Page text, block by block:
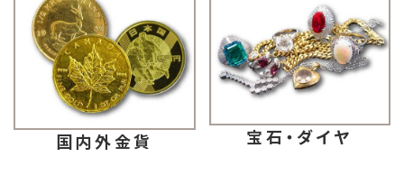
国内外金貨 宝石・ダイヤ